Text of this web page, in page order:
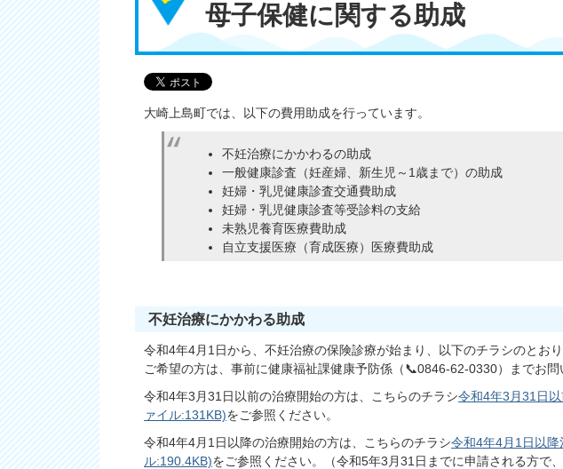
母子保健に関する助成
大崎上島町では、以下の費用助成を行っています。
不妊治療にかかわるの助成
一般健康診査（妊産婦、新生児～1歳まで）の助成
妊婦・乳児健康診査交通費助成
妊婦・乳児健康診査等受診料の支給
未熟児養育医療費助成
自立支援医療（育成医療）医療費助成
不妊治療にかかわる助成
令和4年4月1日から、不妊治療の保険診療が始まり、以下のチラシのとお
ご希望の方は、事前に健康福祉課健康予防係（📞0846-62-0330）までお問
令和4年3月31日以前の治療開始の方は、こちらのチラシ令和4年3月31日
ァイル:131KB)をご参照ください。
令和4年4月1日以降の治療開始の方は、こちらのチラシ令和4年4月1日以
ル:190.4KB)をご参照ください。（令和5年3月31日までに申請される方で